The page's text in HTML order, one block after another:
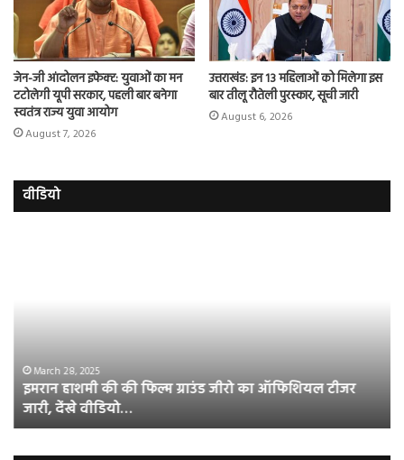
जेन-जी आंदोलन इफेक्ट: युवाओं का मन
टटोलेगी यूपी सरकार, पहली बार बनेगा
स्वतंत्र राज्य युवा आयोग
August 7, 2026
उत्तराखंड: इन 13 महिलाओं को मिलेगा इस
बार तीलू रौतेली पुरस्कार, सूची जारी
August 6, 2026
वीडियो
का
ऑफिशियल
टीजर
जारी,
March 28, 2025
इमरान हाशमी की की फिल्म ग्राउंड जीरो का ऑफिशियल टीजर
जारी, देंखे वीडियो…